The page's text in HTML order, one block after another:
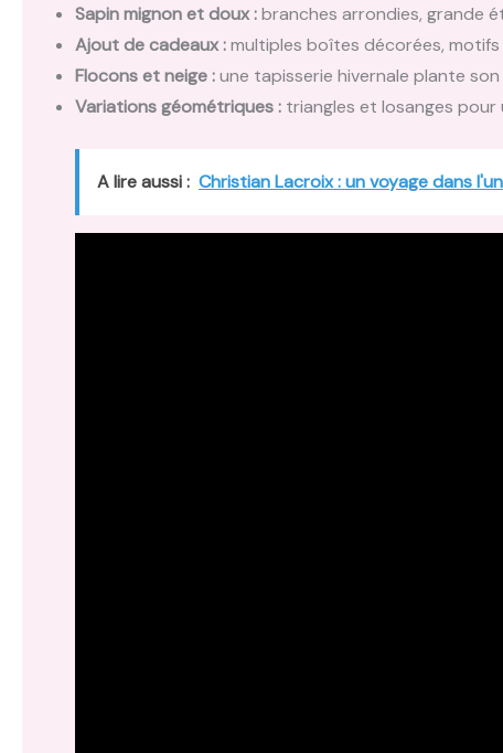
Sapin mignon et doux :branches arrondies, grande
Ajout de cadeaux :multiples boîtes décorées,
Flocons et neige :une tapisserie hivernale plante
Variations géométriques : triangles et losanges
A lire aussi : Christian Lacroix : un voyage dans